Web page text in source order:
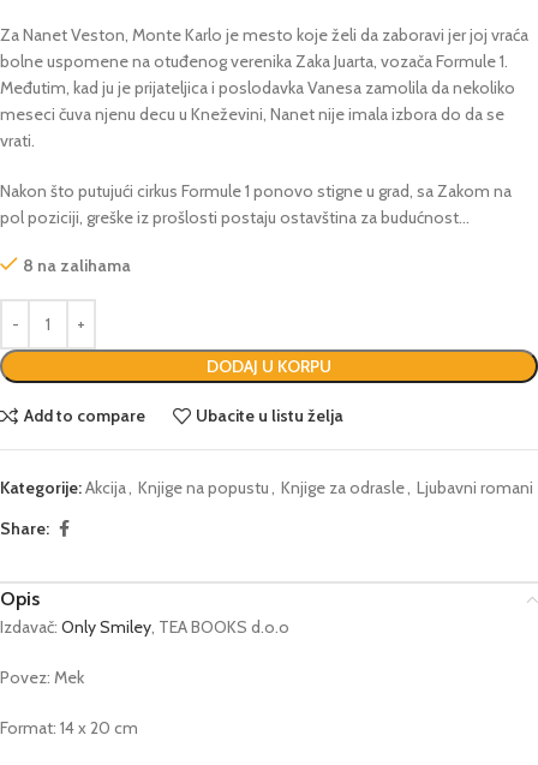
Za Nanet Veston, Monte Karlo je mesto koje želi da zaboravi jer joj vraća
bolne uspomene na otuđenog verenika Zaka Juarta, vozača Formule 1.
Međutim, kad ju je prijateljica i poslodavka Vanesa zamolila da nekoliko
meseci čuva njenu decu u Kneževini, Nanet nije imala izbora do da se
vrati.
Nakon što putujući cirkus Formule 1 ponovo stigne u grad, sa Zakom na
pol poziciji, greške iz prošlosti postaju ostavština za budućnost…
8 na zalihama
DODAJ U KORPU
Add to compare Ubacite u listu želja
Kategorije:Akcija, Knjige na popustu, Knjige za odrasle, Ljubavni romani
Share:
Opis
Izdavač: Only Smiley, TEA BOOKS d.o.o
Povez: Mek
Format: 14 x 20 cm